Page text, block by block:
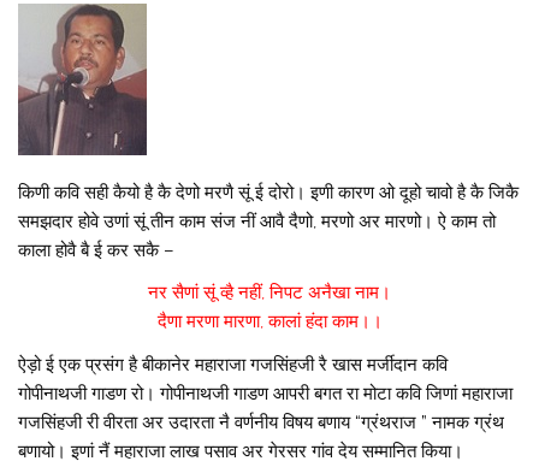
किणी कवि सही कैयो है कै देणो मरणै सूं ई दोरो। इणी कारण ओ दूहो चावो है कै जिकै
समझदार होवे उणां सूं तीन काम संज नीं आवै दैणो, मरणो अर मारणो। ऐ काम तो
काला होवै बै ई कर सकै –
नर सैणां सूं व्है नहीं, निपट अनैखा नाम।
दैणा मरणा मारणा, कालां हंदा काम।।
ऐड़ो ई एक प्रसंग है बीकानेर महाराजा गजसिंहजी रै खास मर्जीदान कवि
गोपीनाथजी गाडण रो। गोपीनाथजी गाडण आपरी बगत रा मोटा कवि जिणां महाराजा
गजसिंहजी री वीरता अर उदारता नै वर्णनीय विषय बणाय “ग्रंथराज ” नामक ग्रंथ
बणायो। इणां नैं महाराजा लाख पसाव अर गेरसर गांव देय सम्मानित किया।